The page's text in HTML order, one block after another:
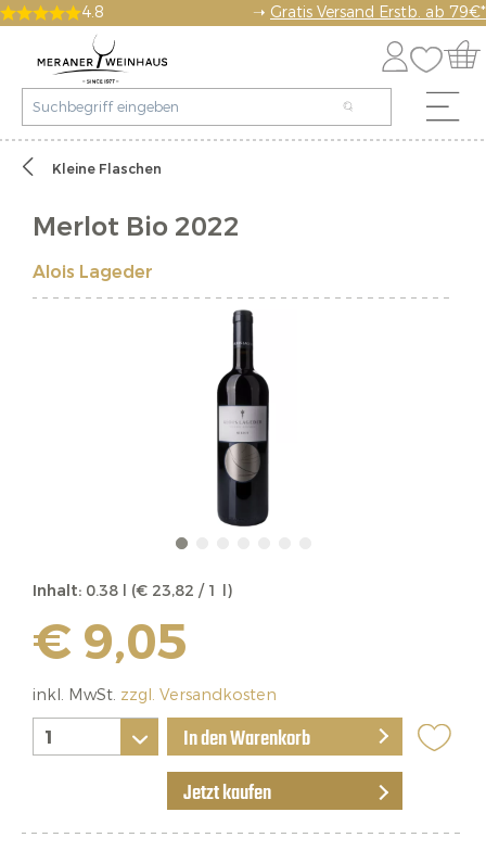
4.8 ➝ Gratis Versand Erstb. ab 79€*
Kleine Flaschen
Merlot Bio 2022
Alois Lageder
Inhalt: 0.38 l (€ 23,82 / 1 l)
€ 9,05
inkl. MwSt. zzgl. Versandkosten
In den Warenkorb
Jetzt kaufen